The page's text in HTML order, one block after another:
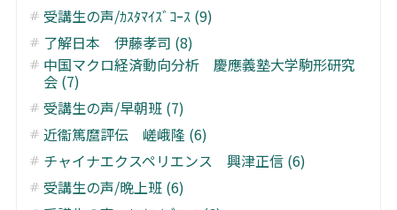
受講生の声/ｶｽﾀﾏｲｽﾞｺｰｽ (9)
了解日本 伊藤孝司 (8)
中国マクロ経済動向分析 慶應義塾大学駒形研究
会 (7)
受講生の声/早朝班 (7)
近衞篤麿評伝 嵯峨隆 (6)
チャイナエクスペリエンス 興津正信 (6)
受講生の声/晩上班 (6)